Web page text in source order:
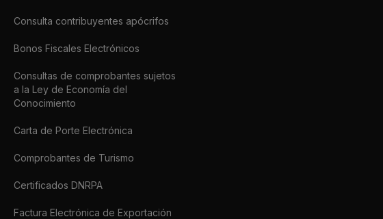
Consulta contribuyentes apócrifos
Bonos Fiscales Electrónicos
Consultas de comprobantes sujetos
a la Ley de Economía del
Conocimiento
Carta de Porte Electrónica
Comprobantes de Turismo
Certificados DNRPA
Factura Electrónica de Exportación